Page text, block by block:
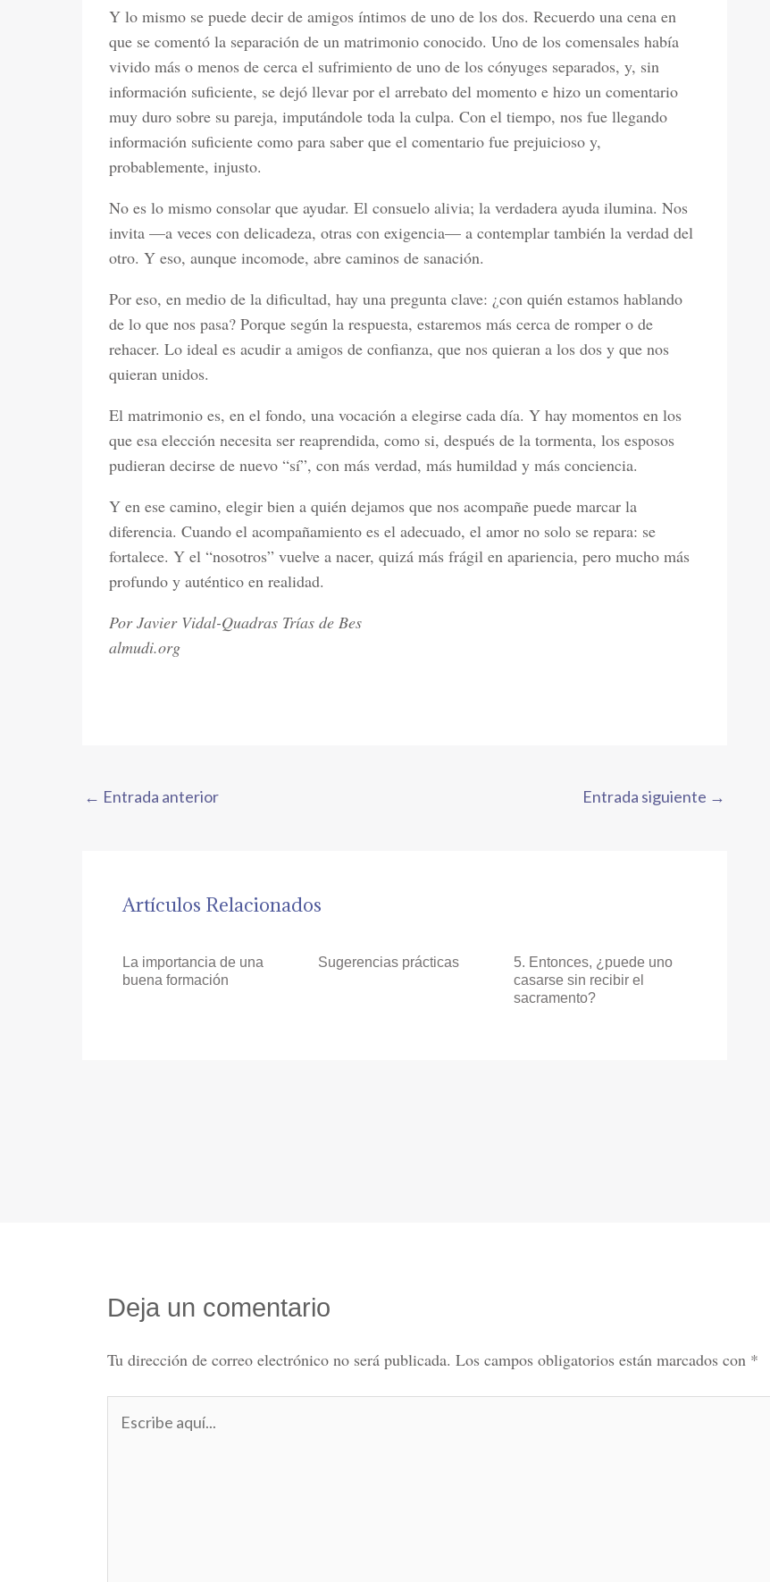
Y lo mismo se puede decir de amigos íntimos de uno de los dos. Recuerdo una cena en
que se comentó la separación de un matrimonio conocido. Uno de los comensales había
vivido más o menos de cerca el sufrimiento de uno de los cónyuges separados, y, sin
información suficiente, se dejó llevar por el arrebato del momento e hizo un comentario
muy duro sobre su pareja, imputándole toda la culpa. Con el tiempo, nos fue llegando
información suficiente como para saber que el comentario fue prejuicioso y,
probablemente, injusto.
No es lo mismo consolar que ayudar. El consuelo alivia; la verdadera ayuda ilumina. Nos
invita —a veces con delicadeza, otras con exigencia— a contemplar también la verdad del
otro. Y eso, aunque incomode, abre caminos de sanación.
Por eso, en medio de la dificultad, hay una pregunta clave: ¿con quién estamos hablando
de lo que nos pasa? Porque según la respuesta, estaremos más cerca de romper o de
rehacer. Lo ideal es acudir a amigos de confianza, que nos quieran a los dos y que nos
quieran unidos.
El matrimonio es, en el fondo, una vocación a elegirse cada día. Y hay momentos en los
que esa elección necesita ser reaprendida, como si, después de la tormenta, los esposos
pudieran decirse de nuevo “sí”, con más verdad, más humildad y más conciencia.
Y en ese camino, elegir bien a quién dejamos que nos acompañe puede marcar la
diferencia. Cuando el acompañamiento es el adecuado, el amor no solo se repara: se
fortalece. Y el “nosotros” vuelve a nacer, quizá más frágil en apariencia, pero mucho más
profundo y auténtico en realidad.
Por Javier Vidal-Quadras Trías de Bes
almudi.org
← Entrada anterior Entrada siguiente →
Artículos Relacionados
La importancia de una
buena formación
Sugerencias prácticas
5. Entonces, ¿puede uno
casarse sin recibir el
sacramento?
Deja un comentario
Tu dirección de correo electrónico no será publicada. Los campos obligatorios están marcados con *
aquí...